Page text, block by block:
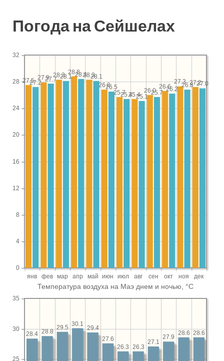
Погода на Сейшелах